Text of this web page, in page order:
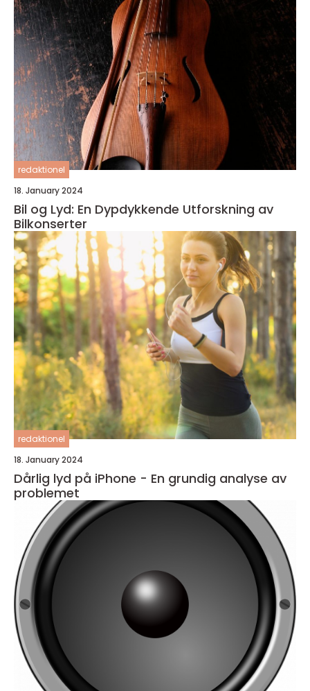
redaktionel
18. January 2024
Bil og Lyd: En Dypdykkende Utforskning av
Bilkonserter
redaktionel
18. January 2024
Dårlig lyd på iPhone - En grundig analyse av
problemet